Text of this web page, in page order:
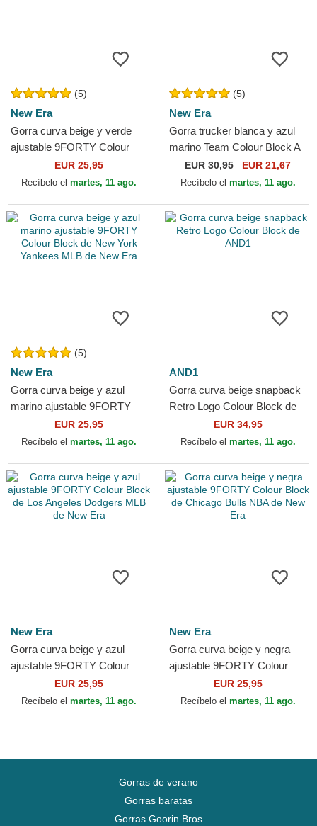
(5)
New Era
Gorra curva beige y verde
ajustable 9FORTY Colour
Block de Oakland Athletics
MLB de New Era
EUR 25,95
Recíbelo el martes, 11 ago.
(5)
New Era
Gorra trucker blanca y azul
marino Team Colour Block A
Frame de New York Yankees
MLB de New Era
EUR 30,95 EUR 21,67
Recíbelo el martes, 11 ago.
(5)
New Era
Gorra curva beige y azul
marino ajustable 9FORTY
Colour Block de New York
Yankees MLB de New Era
EUR 25,95
Recíbelo el martes, 11 ago.
AND1
Gorra curva beige snapback
Retro Logo Colour Block de
EUR 34,95
Recíbelo el martes, 11 ago.
New Era
Gorra curva beige y azul
ajustable 9FORTY Colour
Block de Los Angeles
Dodgers MLB de New Era
EUR 25,95
Recíbelo el martes, 11 ago.
New Era
Gorra curva beige y negra
ajustable 9FORTY Colour
Block de Chicago Bulls NBA
de New Era
EUR 25,95
Recíbelo el martes, 11 ago.
Gorras de verano
Gorras baratas
Gorras Goorin Bros